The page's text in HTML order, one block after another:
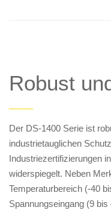
Robust
——
Der DS-1400 Serie ist
industrietauglichen
Industriezertifizierungen
widerspiegelt. Neben
Temperaturbereich (-40
Spannungseingang (9